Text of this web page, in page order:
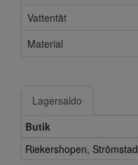
Vattentät
Material
Lagersaldo
Butik
Riekershopen, Strömstad